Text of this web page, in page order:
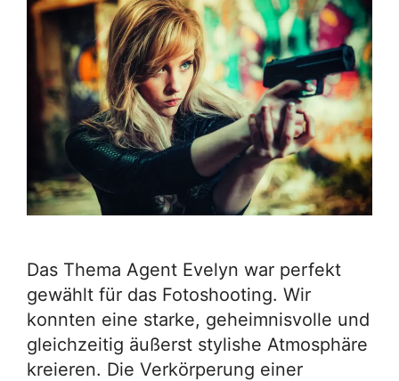
Das Thema Agent Evelyn war perfekt
gewählt für das Fotoshooting. Wir
konnten eine starke, geheimnisvolle und
gleichzeitig äußerst stylishe Atmosphäre
kreieren. Die Verkörperung einer